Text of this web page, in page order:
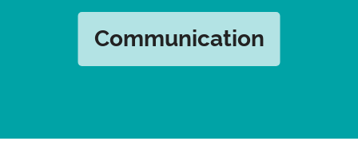
Communication